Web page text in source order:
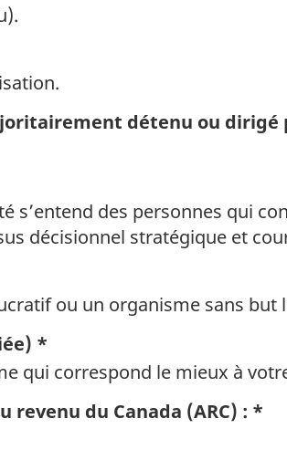
détenu ou dirigé
s’entend des personnes qui
décisionnel stratégique et
ou un organisme sans but
*
qui correspond le mieux à
revenu du Canada (ARC) : *